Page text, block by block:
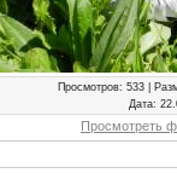
Просмотров: 533 |
Дата:
Просмотреть